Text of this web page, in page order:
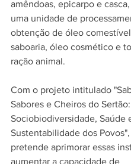
amêndoas, epicarpo e
uma unidade de
obtenção de óleo
saboaria, óleo cosmético e
ração animal.
Com o projeto intitulado
Sabores e Cheiros do Sertão:
Sociobiodiversidade, Saúde
Sustentabilidade dos
pretende aprimorar essas
aumentar a capacidade de